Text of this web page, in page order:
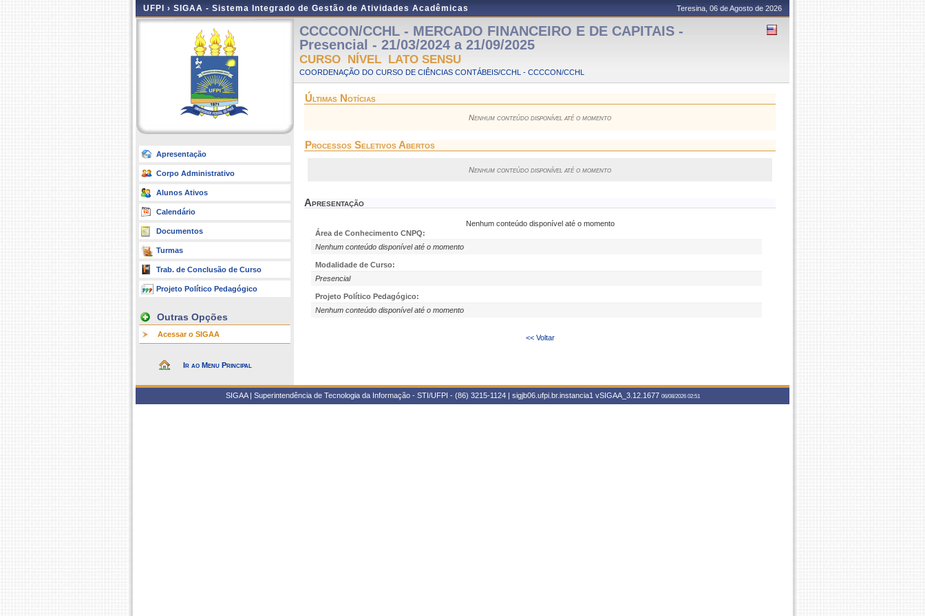
UFPI › SIGAA - Sistema Integrado de Gestão de Atividades Acadêmicas Teresina, 06 de Agosto de 2026
Apresentação
Corpo Administrativo
Alunos Ativos
Calendário
Documentos
Turmas
Trab. de Conclusão de Curso
Projeto Político Pedagógico
Outras Opções
Acessar o SIGAA
Ir ao Menu Principal
CCCCON/CCHL - MERCADO FINANCEIRO E DE CAPITAIS -
Presencial - 21/03/2024 a 21/09/2025
CURSO NÍVEL LATO SENSU
COORDENAÇÃO DO CURSO DE CIÊNCIAS CONTÁBEIS/CCHL - CCCCON/CCHL
Últimas Notícias
Nenhum conteúdo disponível até o momento
Processos Seletivos Abertos
Nenhum conteúdo disponível até o momento
Apresentação
Nenhum conteúdo disponível até o momento
Área de Conhecimento CNPQ:
Nenhum conteúdo disponível até o momento
Modalidade de Curso:
Presencial
Projeto Político Pedagógico:
Nenhum conteúdo disponível até o momento
<< Voltar
SIGAA | Superintendência de Tecnologia da Informação - STI/UFPI - (86) 3215-1124 | sigjb06.ufpi.br.instancia1 vSIGAA_3.12.1677 06/08/2026 02:51